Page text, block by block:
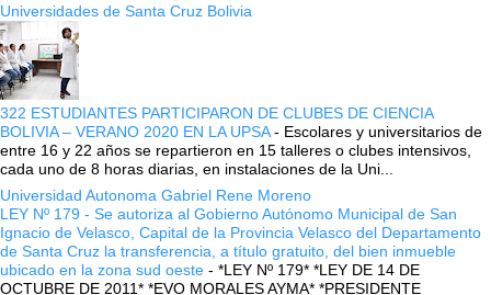
Universidades de Santa Cruz Bolivia
322 ESTUDIANTES PARTICIPARON DE CLUBES DE CIENCIA
BOLIVIA – VERANO 2020 EN LA UPSA- Escolares y universitarios de
entre 16 y 22 años se repartieron en 15 talleres o clubes intensivos,
cada uno de 8 horas diarias, en instalaciones de la Uni...
Universidad Autonoma Gabriel Rene Moreno
LEY Nº 179 - Se autoriza al Gobierno Autónomo Municipal de San
Ignacio de Velasco, Capital de la Provincia Velasco del Departamento
de Santa Cruz la transferencia, a título gratuito, del bien inmueble
ubicado en la zona sud oeste - *LEY Nº 179* *LEY DE 14 DE
OCTUBRE DE 2011* *EVO MORALES AYMA* *PRESIDENTE